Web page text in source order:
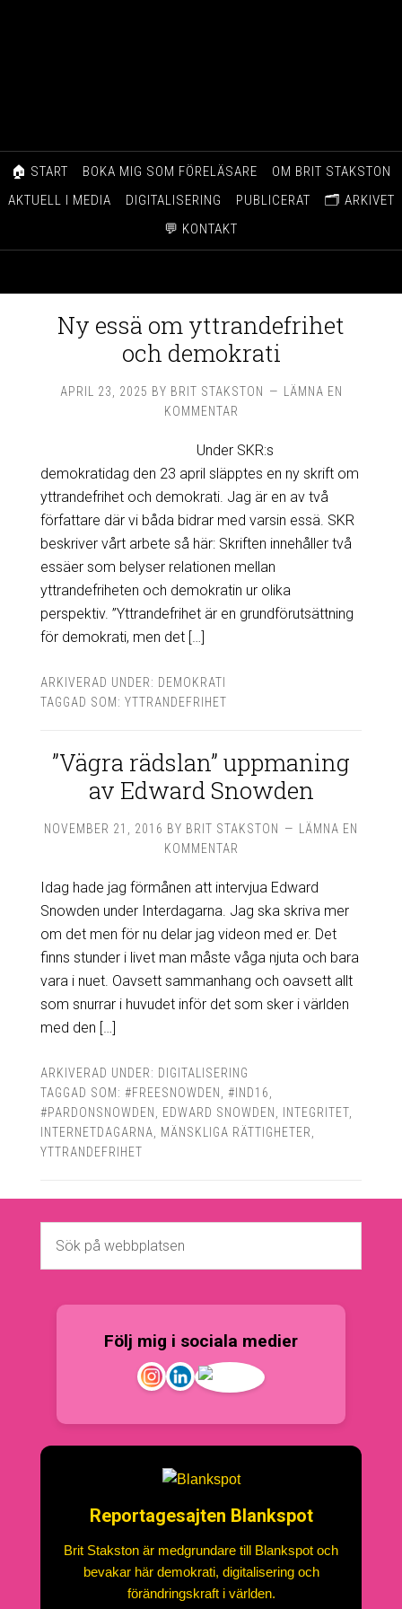
🏠 START BOKA MIG SOM FÖRELÄSARE
OM BRIT STAKSTON
AKTUELL I MEDIA
DIGITALISERING PUBLICERAT
🗂️ ARKIVET
💬 KONTAKT
Ny essä om yttrandefrihet
och demokrati
APRIL 23, 2025 BY BRIT STAKSTON
LÄMNA EN
KOMMENTAR
Under SKR:s
demokratidag den 23 april släpptes en ny skrift om
yttrandefrihet och demokrati. Jag är en av två
författare där vi båda bidrar med varsin essä. SKR
beskriver vårt arbete så här: Skriften innehåller två
essäer som belyser relationen mellan
yttrandefriheten och demokratin ur olika
perspektiv. ”Yttrandefrihet är en grundförutsättning
för demokrati, men det […]
ARKIVERAD UNDER: DEMOKRATI
TAGGAD SOM: YTTRANDEFRIHET
”Vägra rädslan” uppmaning
av Edward Snowden
NOVEMBER 21, 2016 BY BRIT STAKSTON
LÄMNA EN
KOMMENTAR
Idag hade jag förmånen att intervjua Edward
Snowden under Interdagarna. Jag ska skriva mer
om det men för nu delar jag videon med er. Det
finns stunder i livet man måste våga njuta och bara
vara i nuet. Oavsett sammanhang och oavsett allt
som snurrar i huvudet inför det som sker i världen
med den […]
ARKIVERAD UNDER: DIGITALISERING
TAGGAD SOM: #FREESNOWDEN #IND16
#PARDONSNOWDEN
EDWARD SNOWDEN INTEGRITET,
INTERNETDAGARNA
MÄNSKLIGA RÄTTIGHETER
YTTRANDEFRIHET
Följ mig i sociala medier
Reportagesajten Blankspot
Brit Stakston är medgrundare till Blankspot och
bevakar här demokrati, digitalisering och
förändringskraft i världen.